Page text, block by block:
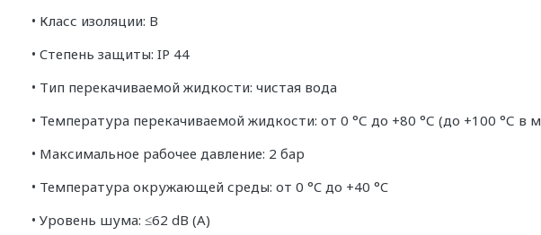
• Класс изоляции: B
• Cтепень защиты: IP 44
• Тип перекачиваемой жидкости: чистая вода
• Температура перекачиваемой жидкости: от 0 °С до +80 °С (до +100 °С в
• Максимальное рабочее давление: 2 бар
• Температура окружающей среды: от 0 °C до +40 °C
• Уровень шума: ≤62 dB (A)